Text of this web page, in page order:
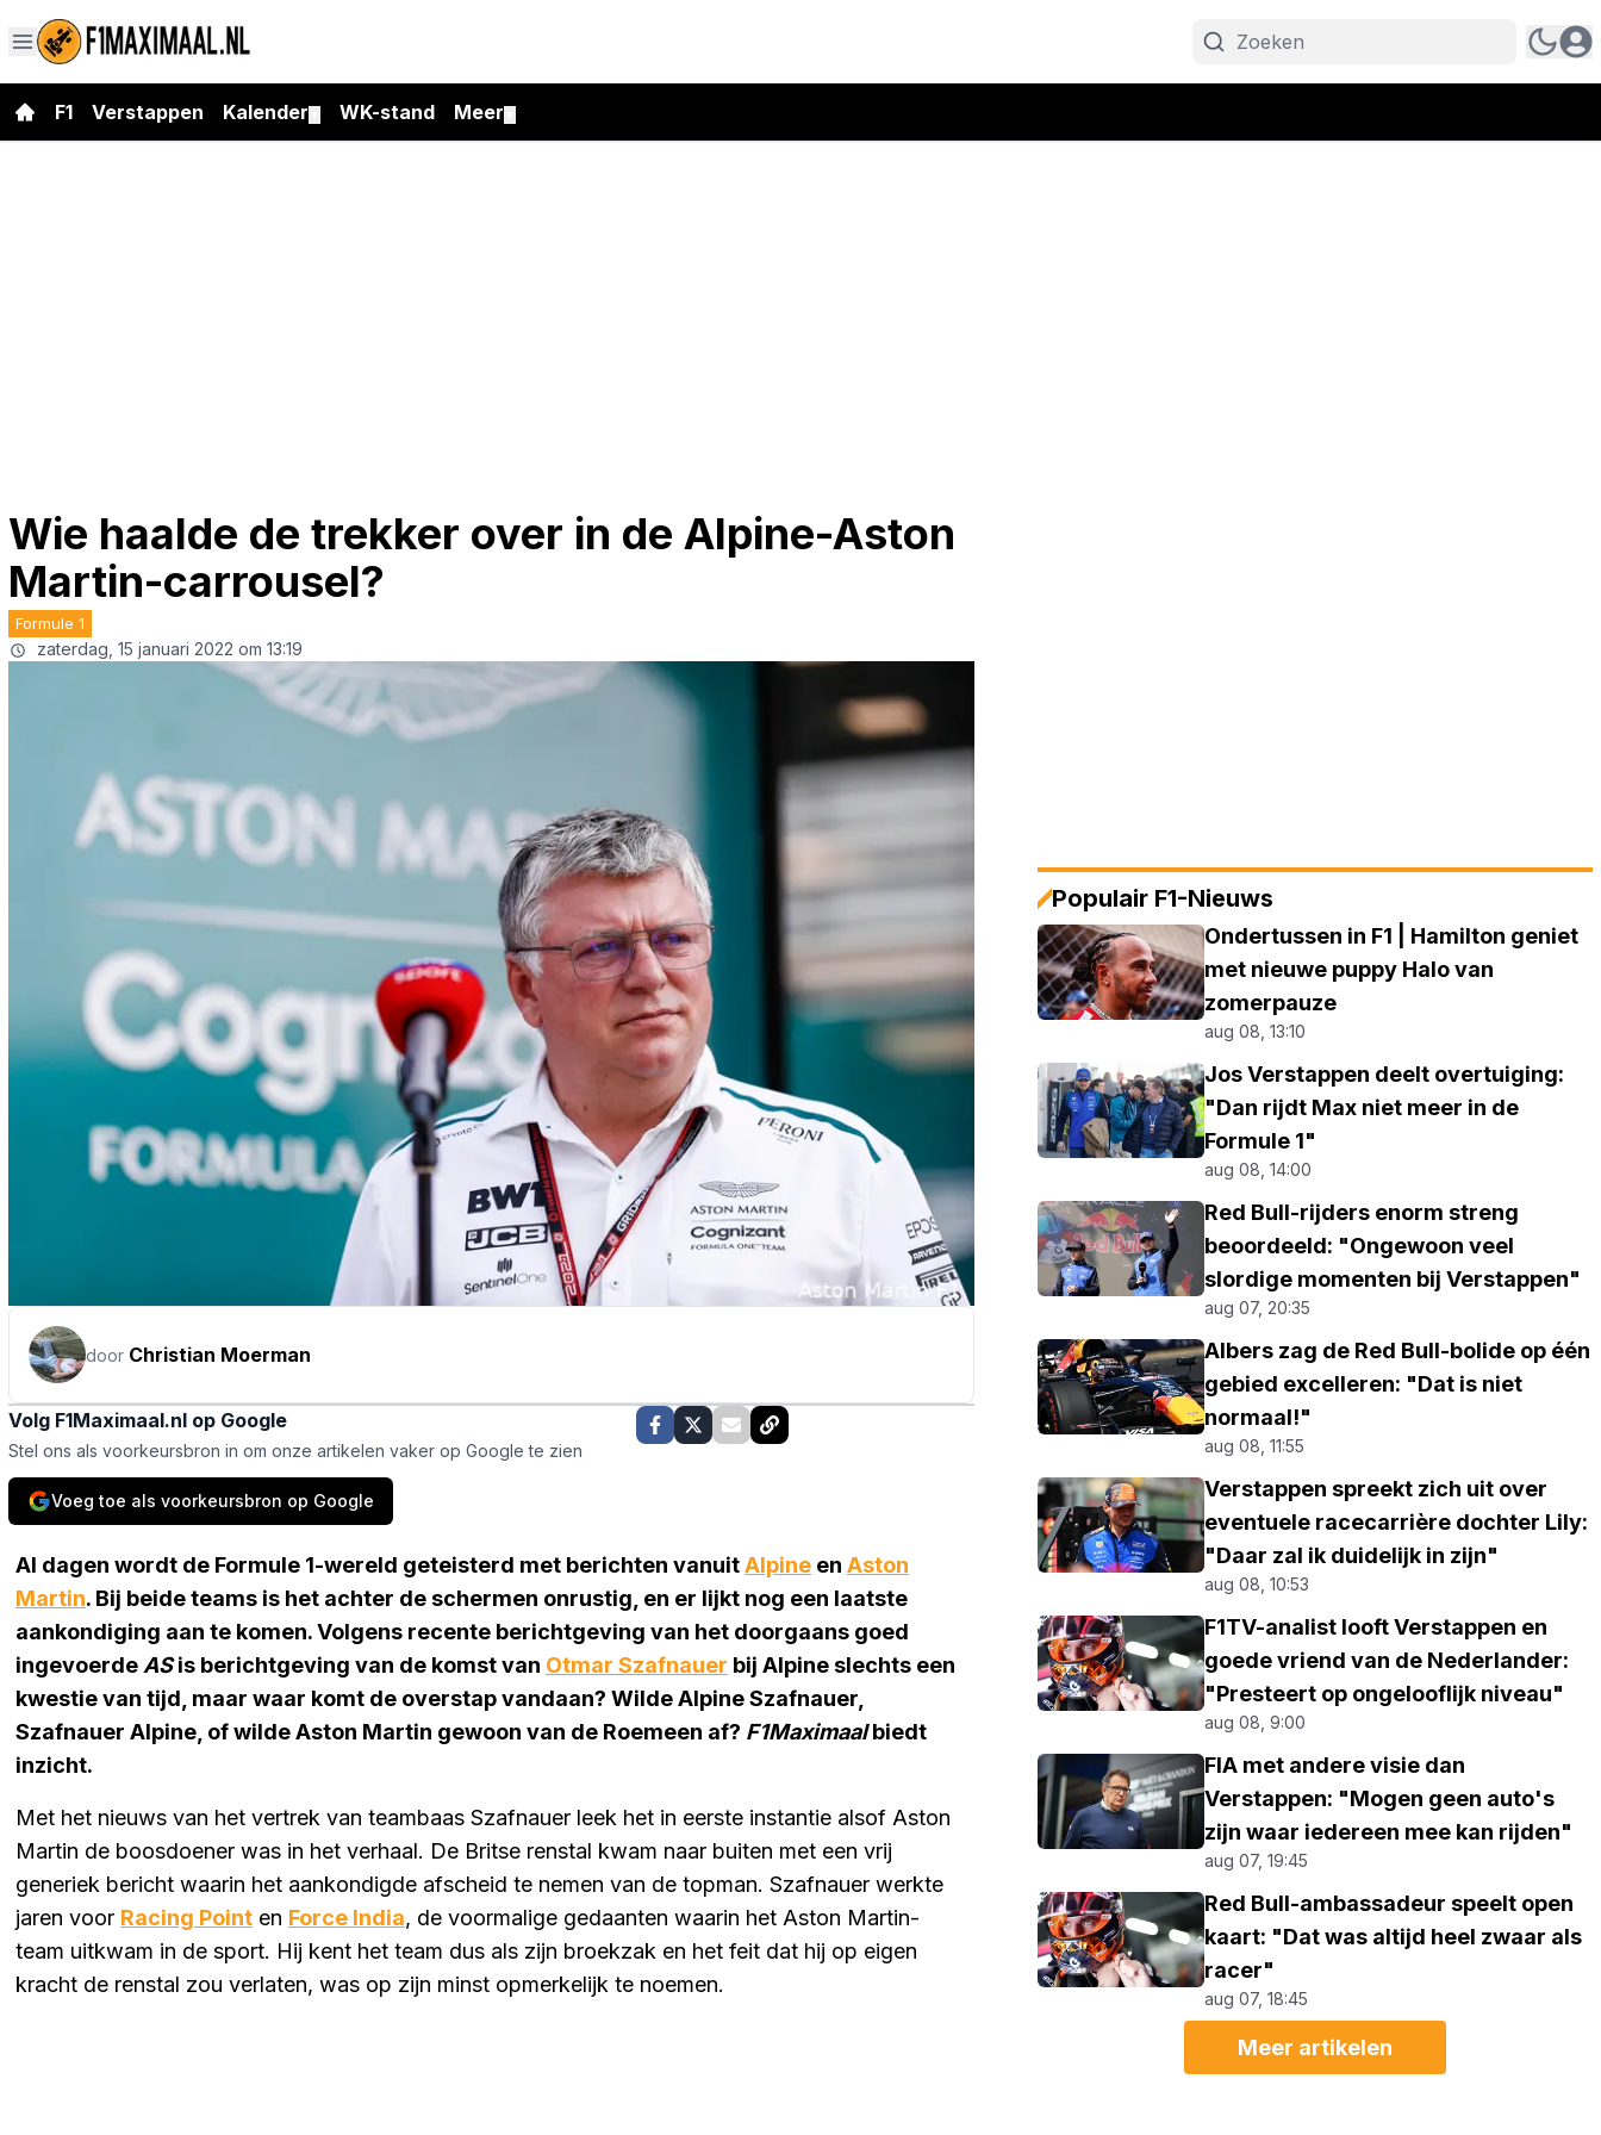
F1 Verstappen Kalender WK-stand Meer
Wie haalde de trekker over in de Alpine-Aston
Martin-carrousel?
Formule 1
zaterdag, 15 januari 2022 om 13:19
door Christian Moerman
Volg F1Maximaal.nl op Google
Stel ons als voorkeursbron in om onze artikelen vaker op Google te zien
Voeg toe als voorkeursbron op Google
Al dagen wordt de Formule 1-wereld geteisterd met berichten vanuitAlpine en Aston
Martin. Bij beide teams is het achter de schermen onrustig, en er lijkt nog een laatste
aankondiging aan te komen. Volgens recente berichtgeving van het doorgaans goed
ingevoerde ASis berichtgeving van de komst van Otmar Szafnauer bij Alpine slechts een
kwestie van tijd, maar waar komt de overstap vandaan? Wilde Alpine Szafnauer,
Szafnauer Alpine, of wilde Aston Martin gewoon van de Roemeen af? F1Maximaalbiedt
inzicht.
Met het nieuws van het vertrek van teambaas Szafnauer leek het in eerste instantie alsof Aston
Martin de boosdoener was in het verhaal. De Britse renstal kwam naar buiten met een vrij
generiek bericht waarin het aankondigde afscheid te nemen van de topman. Szafnauer werkte
jaren voor Racing Point en Force India, de voormalige gedaanten waarin het Aston Martin-
team uitkwam in de sport. Hij kent het team dus als zijn broekzak en het feit dat hij op eigen
kracht de renstal zou verlaten, was op zijn minst opmerkelijk te noemen.
Populair F1-Nieuws
Ondertussen in F1 | Hamilton geniet
met nieuwe puppy Halo van
zomerpauze
aug 08, 13:10
Jos Verstappen deelt overtuiging:
"Dan rijdt Max niet meer in de
Formule 1"
aug 08, 14:00
Red Bull-rijders enorm streng
beoordeeld: "Ongewoon veel
slordige momenten bij Verstappen"
aug 07, 20:35
Albers zag de Red Bull-bolide op één
gebied excelleren: "Dat is niet
normaal!"
aug 08, 11:55
Verstappen spreekt zich uit over
eventuele racecarrière dochter Lily:
"Daar zal ik duidelijk in zijn"
aug 08, 10:53
F1TV-analist looft Verstappen en
goede vriend van de Nederlander:
"Presteert op ongelooflijk niveau"
aug 08, 9:00
FIA met andere visie dan
Verstappen: "Mogen geen auto's
zijn waar iedereen mee kan rijden"
aug 07, 19:45
Red Bull-ambassadeur speelt open
kaart: "Dat was altijd heel zwaar als
racer"
aug 07, 18:45
Meer artikelen